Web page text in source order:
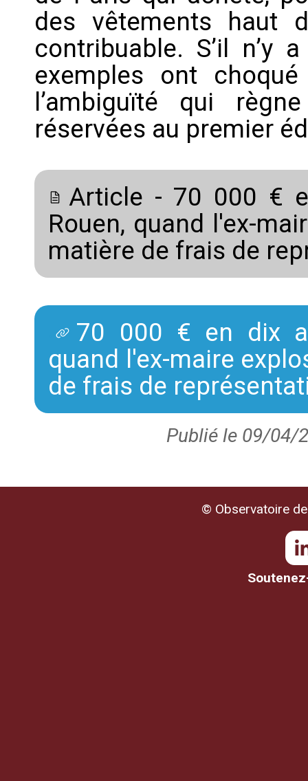
des vêtements haut
contribuable. S’il n’y
exemples ont
l’ambiguïté qui
réservées au premier
Article - 70 000 €
Rouen, quand l'ex-
matière de frais de
70 000 € en dix
quand l'ex-maire
de frais de
Publié le 09/04/
© Observatoire